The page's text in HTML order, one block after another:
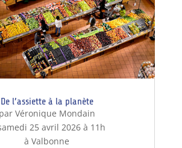
De l’assiette à la planète
par Véronique Mondain
25 avril 2026 à 11h
à Valbonne